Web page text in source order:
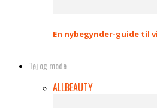
En nybegynder-guide til
Tøj og mode
ALLBEAUTY